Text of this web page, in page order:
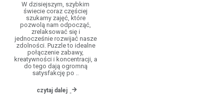
W dzisiejszym, szybkim
świecie coraz częściej
szukamy zajęć, które
pozwolą nam odpocząć,
zrelaksować się i
jednocześnie rozwijać nasze
zdolności. Puzzle to idealne
połączenie zabawy,
kreatywności i koncentracji, a
do tego dają ogromną
satysfakcję po ..
czytaj dalej